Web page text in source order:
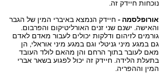
נוכחות חיידק זה.
אורופלסמה - חיידק הנמצא באיברי המין של הגבר
והאישה. ישנם שני זנים האורליטיקום והפרבום.
גורמים לזיהום ודלקות יכולים לעבור מאדם לאדם
גם במגע מיני גניטלי וגם במגע מיני אוראלי, הן
מאם לעובר בתוך הרחם והן מהאם לולד העובד
בתעלת הלידה. חיידק זה יכול לפגוע בשאר אברי
המין וההפריה.